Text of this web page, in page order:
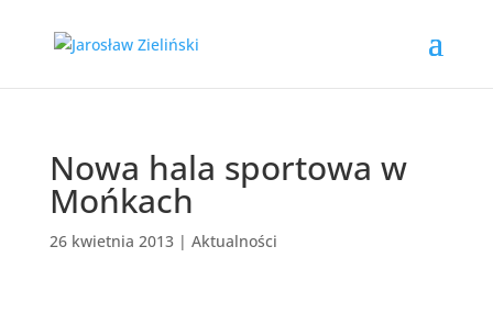
Nowa hala sportowa w
Mońkach
26 kwietnia 2013| Aktualności